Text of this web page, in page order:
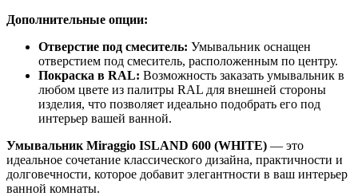
Дополнительные опции:
Отверстие под смеситель: Умывальник оснащен
отверстием под смеситель, расположенным по центру.
Покраска в RAL: Возможность заказать умывальник в
любом цвете из палитры RAL для внешней стороны
изделия, что позволяет идеально подобрать его под
интерьер вашей ванной.
Умывальник Miraggio ISLAND 600 (WHITE) — это
идеальное сочетание классического дизайна, практичности и
долговечности, которое добавит элегантности в ваш интерьер
ванной комнаты.